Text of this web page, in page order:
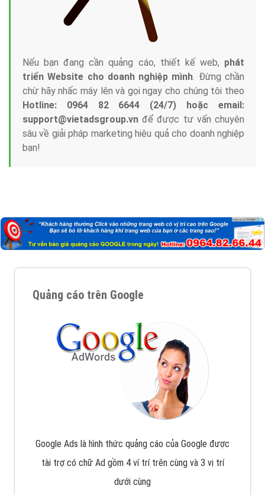
Nếu bạn đang cần quảng cáo, thiết kế web, phát
triển Website cho doanh nghiệp mình. Đừng chần
chừ hãy nhấc máy lên và gọi ngay cho chúng tôi theo
Hotline: 0964 82 6644 (24/7) hoặc email:
support@vietadsgroup.vn để được tư vấn chuyên
sâu về giải pháp marketing hiệu quả cho doanh nghiệp
bạn!
Quảng cáo trên Google
Google Ads là hình thức quảng cáo của Google được
tài trợ có chữ Ad gồm 4 ví trí trên cùng và 3 vị trí
dưới cùng